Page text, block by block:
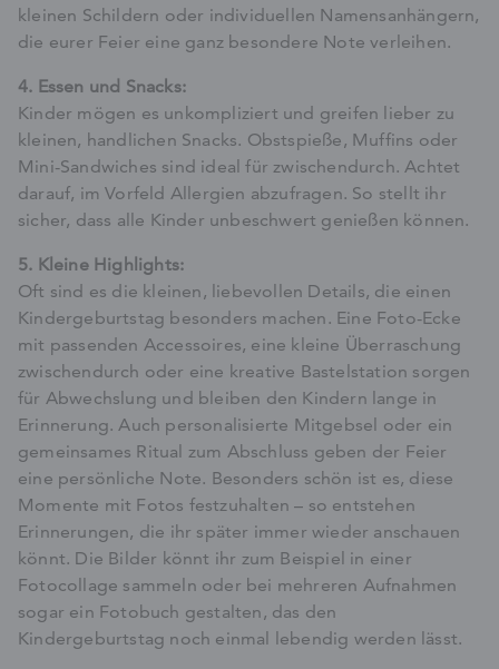
kleinen Schildern oder individuellen Namensanhängern,
die eurer Feier eine ganz besondere Note verleihen.
4. Essen und Snacks:
Kinder mögen es unkompliziert und greifen lieber zu
kleinen, handlichen Snacks. Obstspieße, Muffins oder
Mini-Sandwiches sind ideal für zwischendurch. Achtet
darauf, im Vorfeld Allergien abzufragen. So stellt ihr
sicher, dass alle Kinder unbeschwert genießen können.
5. Kleine Highlights:
Oft sind es die kleinen, liebevollen Details, die einen
Kindergeburtstag besonders machen. Eine Foto-Ecke
mit passenden Accessoires, eine kleine Überraschung
zwischendurch oder eine kreative Bastelstation sorgen
für Abwechslung und bleiben den Kindern lange in
Erinnerung. Auch personalisierte Mitgebsel oder ein
gemeinsames Ritual zum Abschluss geben der Feier
eine persönliche Note. Besonders schön ist es, diese
Momente mit Fotos festzuhalten – so entstehen
Erinnerungen, die ihr später immer wieder anschauen
könnt. Die Bilder könnt ihr zum Beispiel in einer
Fotocollage sammeln oder bei mehreren Aufnahmen
sogar ein Fotobuch gestalten, das den
Kindergeburtstag noch einmal lebendig werden lässt.